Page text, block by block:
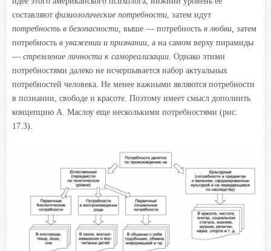
составляют физиологические потребности затем идут
потребность в безопасности, выше — потребность в любви, затем
потребность в уважении и признании а на самом верху пирамиды
— стремление личности к самореализации Однако этими
потребностями далеко не исчерпывается набор актуальных
потребностей человека. Не менее важными являются потребности
в познании, свободе и красоте. Поэтому имеет смысл дополнить
концепцию А. Маслоу еще несколькими потребностями (рис.
17.3).